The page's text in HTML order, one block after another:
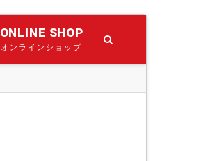
ONLINE SHOP
オンラインショップ